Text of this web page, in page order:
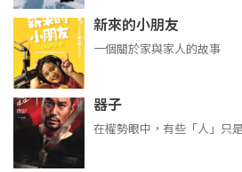
新來的小朋友
一個關於家與家人的故事
器子
在權勢眼中，有些「人」只